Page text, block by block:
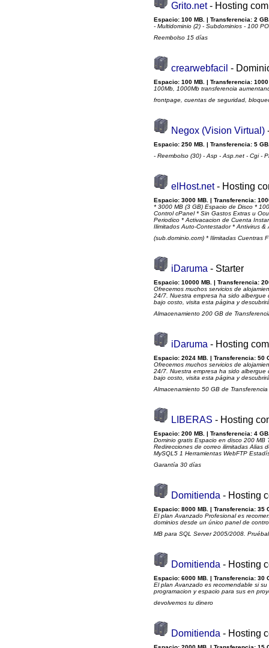
Grito.net- Hosting
Espacio: 100 MB. | Transferencia: 2
- Multidominio (2) - Subdominios - 100
Reembolso 15 días
crearwebfacil -
Espacio: 100 MB. | Transferencia:
100Mb, 1000Mb transferencia
frontpage, cuentas de seguridad,
Negox (Vision Virtual)
Espacio: 250 MB. | Transferencia: 5
- Reembolso (30) - Asp - Asp.net - Cgi -
elHost.net- Hosting
Espacio: 3000 MB. | Transferencia:
* 3000 MB (3 GB) Espacio de Disco *
Control cPanel * Sin Gastos Extras u
Periodico * Activacacion de Cuenta
Ilimitados Auto-Contestador * Antivirus
(sub.dominio.com) * Ilimitadas Cuentras
iDaruma - Starter
Espacio: 10000 MB. | Transferencia:
Ofrecemos muchos servicios de
24/7. Nuestra empresa ha sido
bajo costo, visita esta página y
Almacenamiento 200 GB de
iDaruma - Hosting
Espacio: 2024 MB. | Transferencia: 50
Ofrecemos muchos servicios de
24/7. Nuestra empresa ha sido
bajo costo, visita esta página y
Almacenamiento 50 GB de
LIBERAS - Hosting
Espacio: 200 MB. | Transferencia: 4
Dominio gratis Espacio en disco 200
Redirecciones de correo ilimitadas Alias
MySQL5 1 Herramientas WebFTP
Garantía 30 días
Domitienda - Hosting
Espacio: 8000 MB. | Transferencia: 35
El plan Avanzado Profesional es
dominios desde un único panel de
MB para SQL Server 2005/2008.
Domitienda - Hosting
Espacio: 6000 MB. | Transferencia: 30
El plan Avanzado es recomendable si
programacion y espacio para sus en
devolvemos tu dinero
Domitienda - Hosting